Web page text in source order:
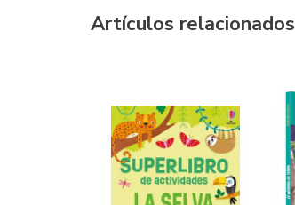
Artículos relacionados